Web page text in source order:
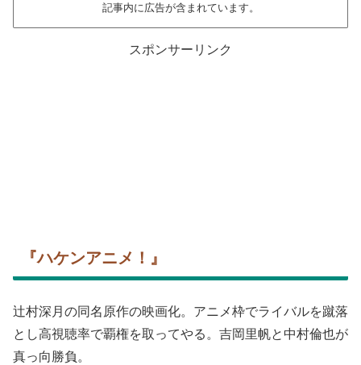
記事内に広告が含まれています。
スポンサーリンク
『ハケンアニメ！』
辻村深月の同名原作の映画化。アニメ枠でライバルを蹴落
とし高視聴率で覇権を取ってやる。吉岡里帆と中村倫也が
真っ向勝負。